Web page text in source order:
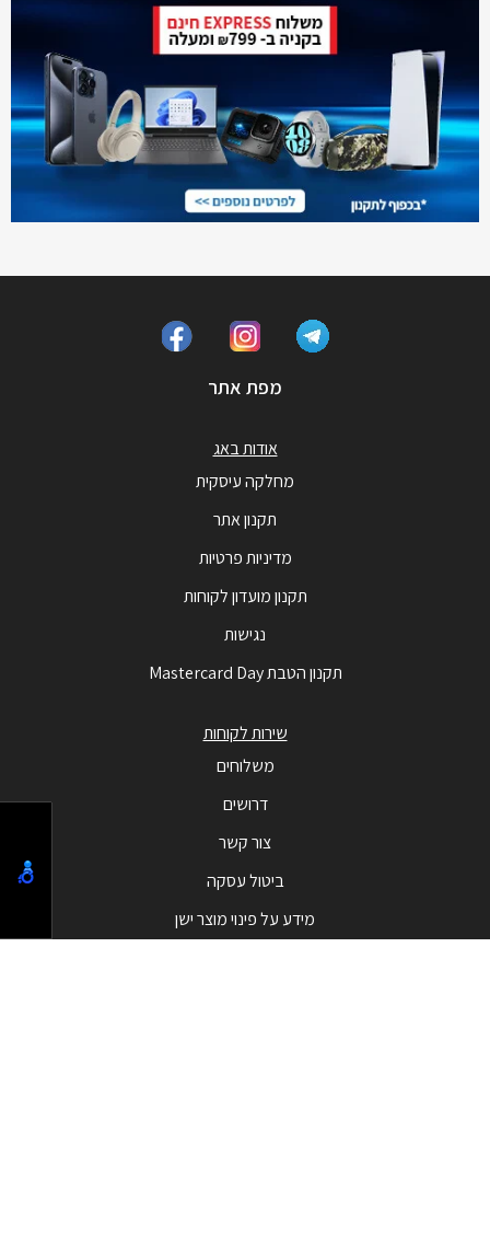
מפת אתר
אודות באג
מחלקה עיסקית
תקנון אתר
מדיניות פרטיות
תקנון מועדון לקוחות
נגישות
תקנון הטבת Mastercard Day
שירות לקוחות
משלוחים
דרושים
צור קשר
ביטול עסקה
מידע על פינוי מוצר ישן